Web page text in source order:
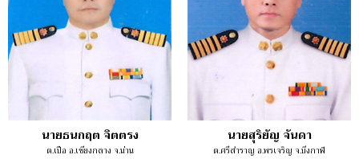
นายธนกฤต จิตตรง
ต.เปือ อ.เชียงกลาง จ.น่าน
นายสุริยัญ จันดา
ต.ศรีสำราญ อ.พรเจริญ จ.บึงกาฬ